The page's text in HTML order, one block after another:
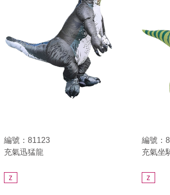
編號：81123
充氣迅猛龍
Z
編號：
充氣坐
Z